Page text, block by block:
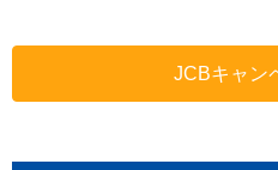
JCBキャン